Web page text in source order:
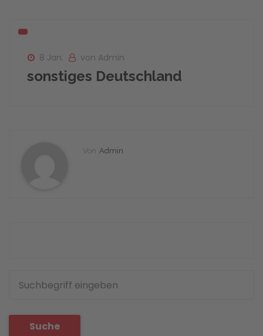
8 Jan. von Admin
sonstiges Deutschland
Von Admin
Suche